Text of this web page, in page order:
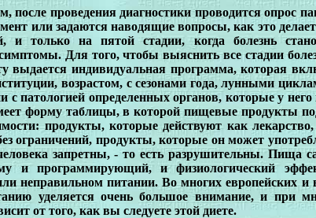
после проведения диагностики проводится опрос
или задаются наводящие вопросы, как это
и только на пятой стадии, когда болезнь
Для того, чтобы выяснить все стадии
выдается индивидуальная программа, которая
возрастом, с сезонами года, лунными
с патологией определенных органов, которые у
форму таблицы, в которой пищевые продукты
продукты, которые действуют как
ограничений, продукты, которые он может
запретны, - то есть разрушительны. Пища
и программирующий, ифизиологический
неправильном питании. Во многих европейских
уделяется очень большое внимание, и при
от того, как вы следуете этой диете.